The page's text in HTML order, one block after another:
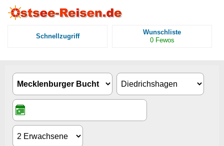
Schnellzugriff
Wunschliste
0 Fewos